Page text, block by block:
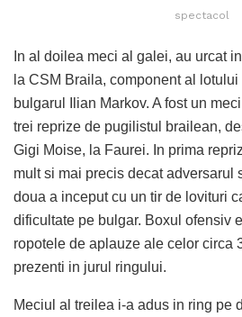
spectacol
In al doilea meci al galei, au urcat
la CSM Braila, component al
bulgarul Ilian Markov. A fost un
trei reprize de pugilistul brailean,
Gigi Moise, la Faurei. In prima
mult si mai precis decat adversarul
doua a inceput cu un tir de lovituri
dificultate pe bulgar. Boxul ofensiv
ropotele de aplauze ale celor circa
prezenti in jurul ringului.
Meciul al treilea i-a adus in ring pe